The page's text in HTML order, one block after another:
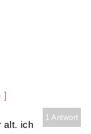
]
1 Antwort
alt. ich